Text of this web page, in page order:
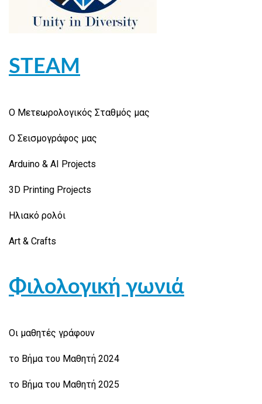
STEAM
Ο Μετεωρολογικός Σταθμός μας
Ο Σεισμογράφος μας
Arduino & AI Projects
3D Printing Projects
Ηλιακό ρολόι
Art & Crafts
Φιλολογική γωνιά
Οι μαθητές γράφουν
το Βήμα του Μαθητή 2024
το Βήμα του Μαθητή 2025